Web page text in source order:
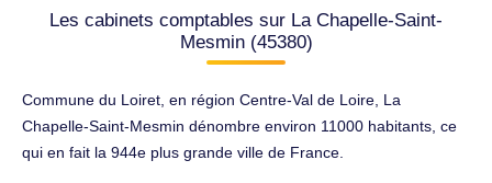
Les cabinets comptables sur La Chapelle-Saint-
Mesmin (45380)
Commune du Loiret, en région Centre-Val de Loire, La
Chapelle-Saint-Mesmin dénombre environ 11000 habitants, ce
qui en fait la 944e plus grande ville de France.